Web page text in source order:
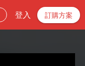
登入 訂購方案